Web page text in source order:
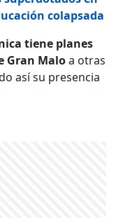
colapsada
tiene planes
Gran Maloa otras
así su presencia